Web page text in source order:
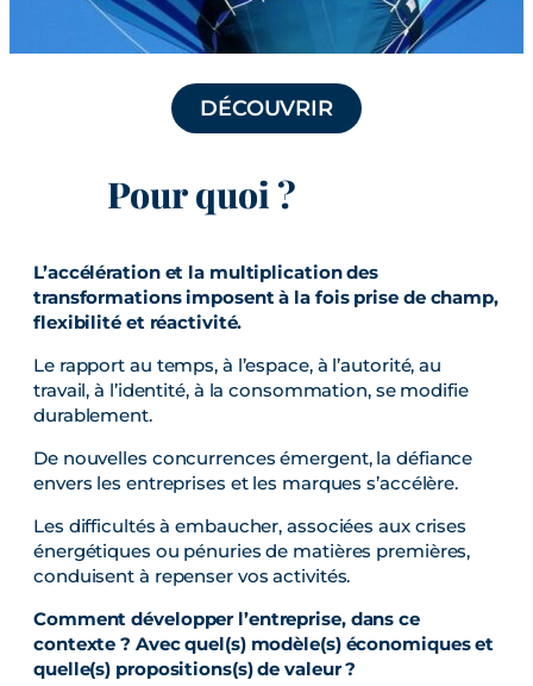
DÉCOUVRIR
Pour quoi ?
L’accélération et la multiplication des
transformations imposent à la fois prise de champ,
flexibilité et réactivité.
Le rapport au temps, à l’espace, à l’autorité, au
travail, à l’identité, à la consommation, se modifie
durablement.
De nouvelles concurrences émergent, la défiance
envers les entreprises et les marques s’accélère.
Les difficultés à embaucher, associées aux crises
énergétiques ou pénuries de matières premières,
conduisent à repenser vos activités.
Comment développer l’entreprise, dans ce
contexte ? Avec quel(s) modèle(s) économiques et
quelle(s) propositions(s) de valeur ?